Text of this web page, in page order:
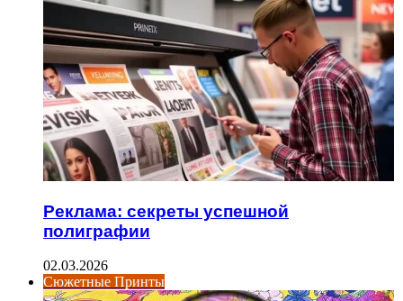
Реклама: секреты успешной
полиграфии
02.03.2026
Сюжетные Принты